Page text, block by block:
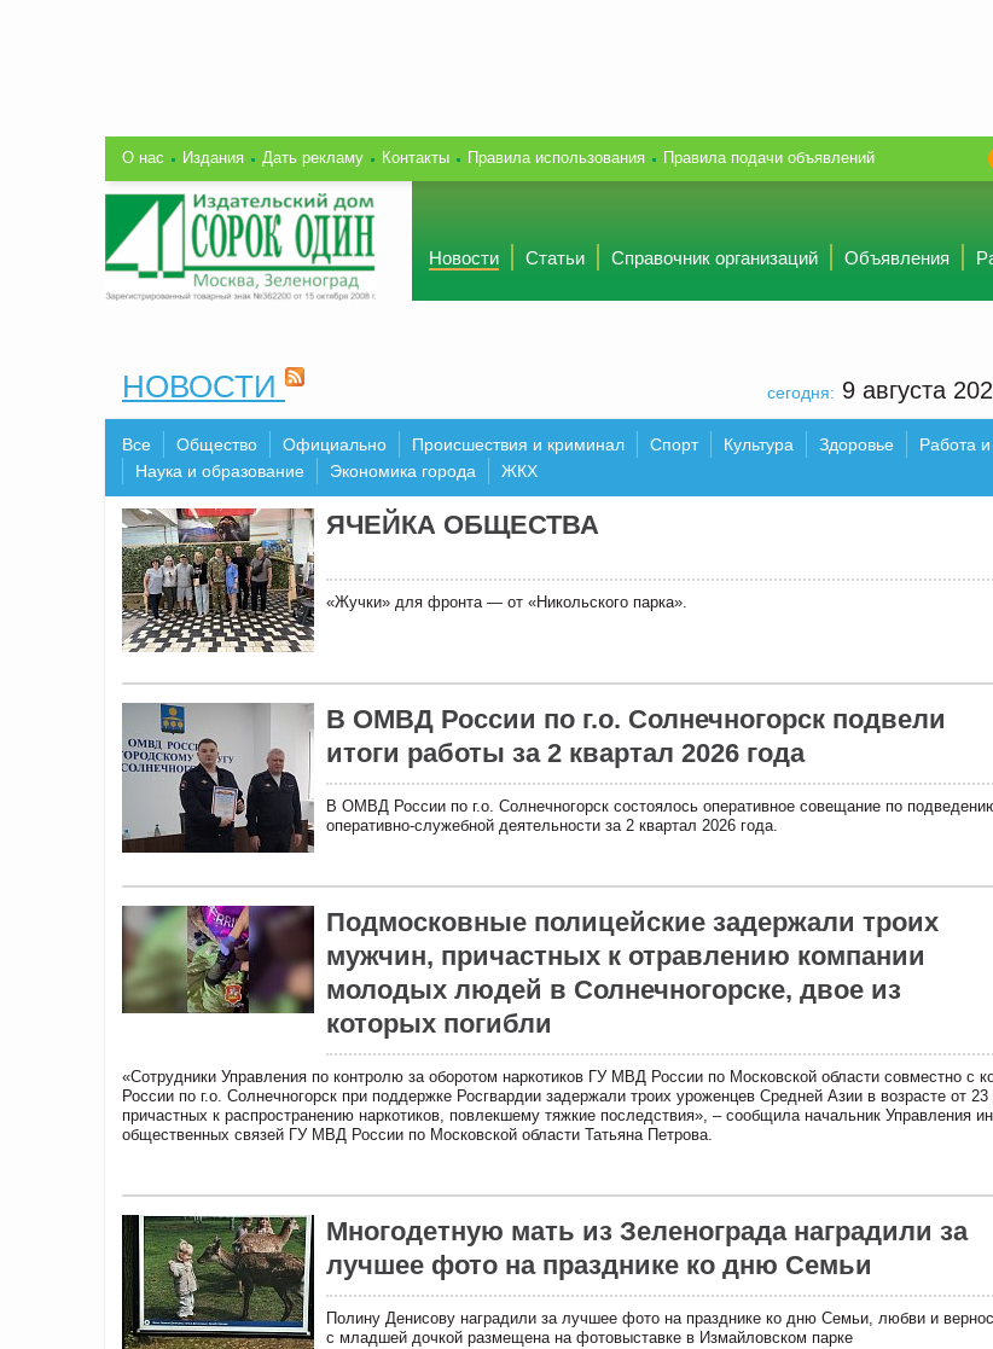
О нас Издания Дать рекламу Контакты Правила использования Правила подачи объявлений
Новости Статьи Справочник организаций Объявления
сегодня: 9 августа
НОВОСТИ
Все Общество Официально Происшествия и криминал Спорт Культура Здоровье
Работа
Наука и образование
Экономика города ЖКХ
ЯЧЕЙКА ОБЩЕСТВА
«Жучки» для фронта — от «Никольского парка».
В ОМВД России по г.о. Солнечногорск подвели
итоги работы за 2 квартал 2026 года
В ОМВД России по г.о. Солнечногорск состоялось оперативное совещание по
оперативно-служебной деятельности за 2 квартал 2026 года.
Подмосковные полицейские задержали троих
мужчин, причастных к отравлению компании
молодых людей в Солнечногорске, двое из
которых погибли
«Сотрудники Управления по контролю за оборотом наркотиков ГУ МВД России по Московской области совместно с
России по г.о. Солнечногорск при поддержке Росгвардии задержали троих уроженцев Средней Азии в возрасте от 23
причастных к распространению наркотиков, повлекшему тяжкие последствия», – сообщила начальник Управления
общественных связей ГУ МВД России по Московской области Татьяна Петрова.
Многодетную мать из Зеленограда наградили за
лучшее фото на празднике ко дню Семьи
Полину Денисову наградили за лучшее фото на празднике ко дню Семьи, любви и
с младшей дочкой размещена на фотовыставке в Измайловском парке